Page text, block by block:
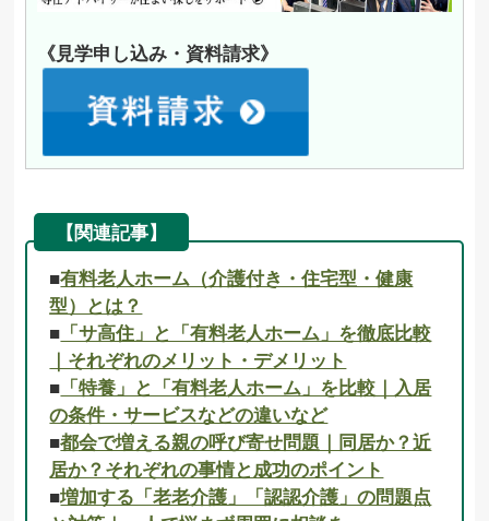
《見学申し込み・資料請求》
【関連記事】
■有料老人ホーム（介護付き・住宅型・健康
型）とは？
■ 「サ高住」と「有料老人ホーム」を徹底比較
｜それぞれのメリット・デメリット
■ 「特養」と「有料老人ホーム」を比較｜入居
の条件・サービスなどの違いなど
■都会で増える親の呼び寄せ問題｜同居か？近
居か？それぞれの事情と成功のポイント
■増加する「老老介護」「認認介護」の問題点